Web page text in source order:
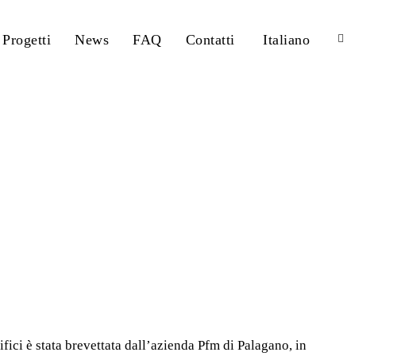
Progetti News FAQ Contatti Italiano
è stata brevettata dall’azienda Pfm di Palagano, in